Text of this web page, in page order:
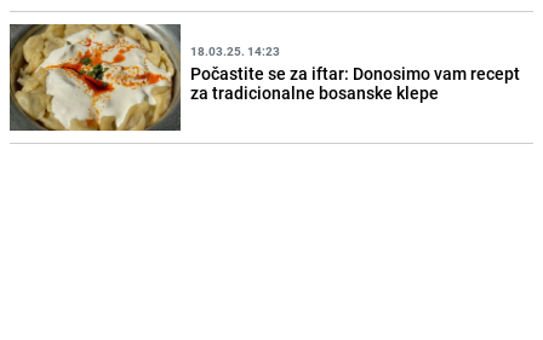
18.03.25. 14:23
Počastite se za iftar: Donosimo vam recept
za tradicionalne bosanske klepe